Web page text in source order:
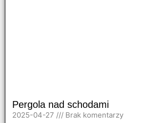
Pergola nad schodami
2025-04-27 Brak komentarzy